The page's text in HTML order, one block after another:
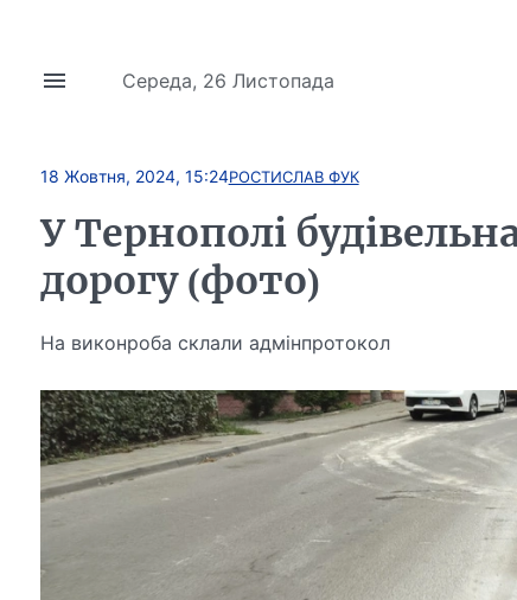
Середа, 26 Листопада
18 Жовтня, 2024, 15:24РОСТИСЛАВ ФУК
У Тернополі
дорогу (фото)
На виконроба склали адмінпротокол